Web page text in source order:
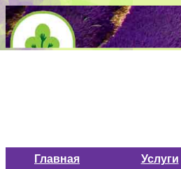
Главная Услуги